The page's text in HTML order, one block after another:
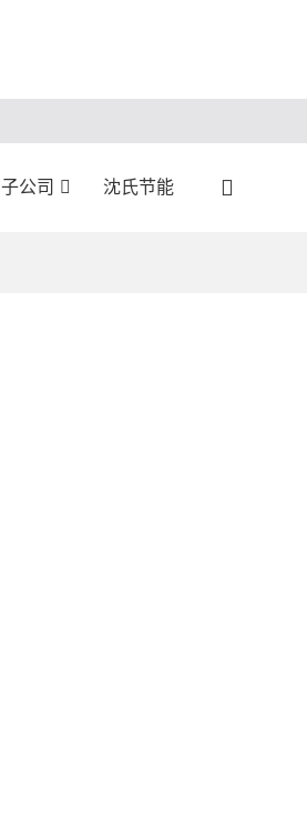
子公司 沈氏节能